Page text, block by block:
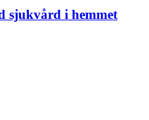
sjukvård i hemmet